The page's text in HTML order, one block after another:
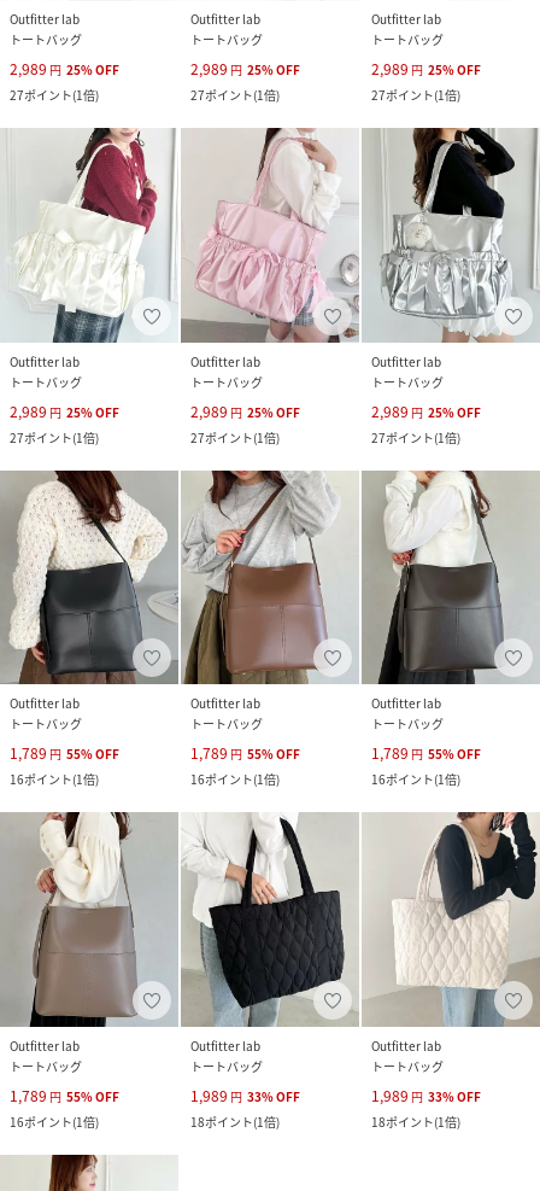
Outfitter lab
トートバッグ
2,989 円 25%OFF
27ポイント(1倍)
Outfitter lab
トートバッグ
2,989 円 25%OFF
27ポイント(1倍)
Outfitter lab
トートバッグ
2,989 円 25%OFF
27ポイント(1倍)
Outfitter lab
トートバッグ
2,989 円 25%OFF
27ポイント(1倍)
Outfitter lab
トートバッグ
2,989 円 25%OFF
27ポイント(1倍)
Outfitter lab
トートバッグ
2,989 円 25%OFF
27ポイント(1倍)
Outfitter lab
トートバッグ
1,789 円 55%OFF
16ポイント(1倍)
Outfitter lab
トートバッグ
1,789 円 55%OFF
16ポイント(1倍)
Outfitter lab
トートバッグ
1,789 円 55%OFF
16ポイント(1倍)
Outfitter lab
トートバッグ
1,789 円 55%OFF
16ポイント(1倍)
Outfitter lab
トートバッグ
1,989 円 33%OFF
18ポイント(1倍)
Outfitter lab
トートバッグ
1,989 円 33%OFF
18ポイント(1倍)